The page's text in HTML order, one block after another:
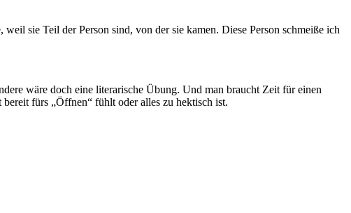
sie Teil der Person sind, von der sie kamen. Diese Person schmeiße ich
wäre doch eine literarische Übung. Und man braucht Zeit für einen
fürs „Öffnen“ fühlt oder alles zu hektisch ist.